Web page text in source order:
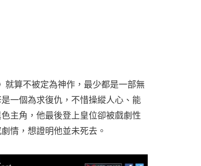
算不被定為神作，最少都是一部無
一個為求復仇，不惜操縱人心、能
主角，他最後登上皇位卻被戲劇性
情，想證明他並未死去。